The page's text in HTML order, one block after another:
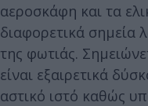
αεροσκάφη και τα
διαφορετικά σημεία
της φωτιάς.
είναι εξαιρετικά
αστικό ιστό καθώς